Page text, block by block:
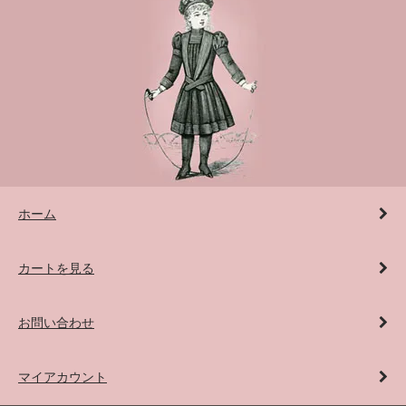
ホーム
カートを見る
お問い合わせ
マイアカウント